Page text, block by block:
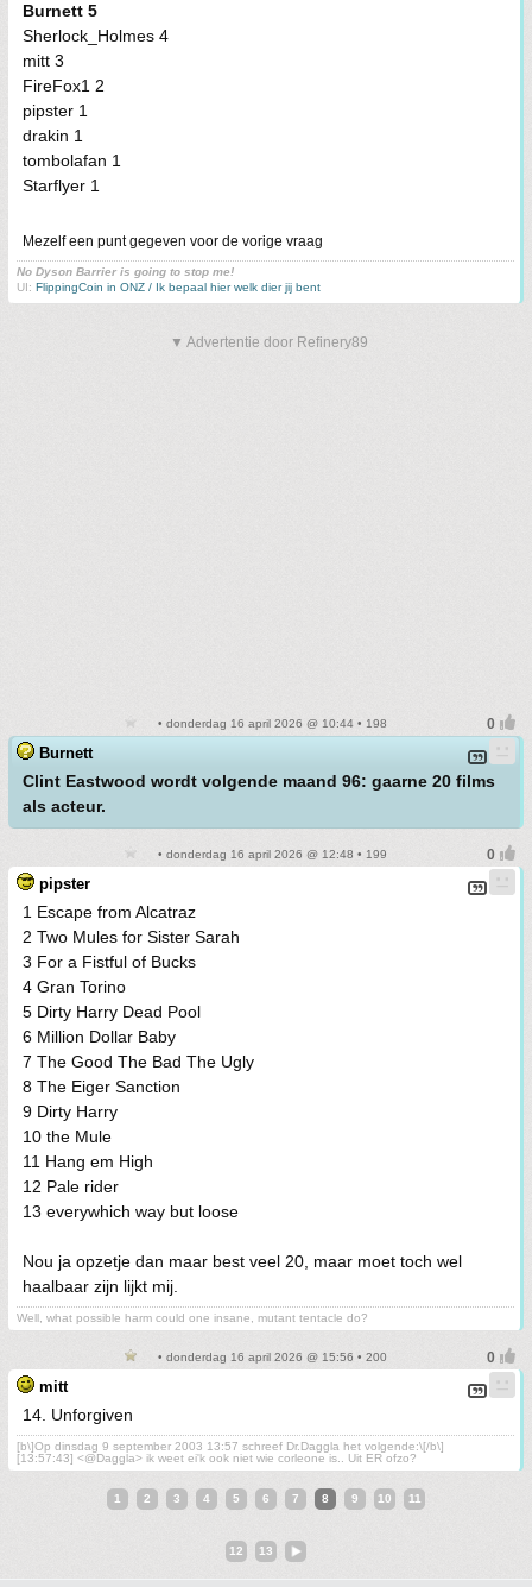
Burnett 5
Sherlock_Holmes 4
mitt 3
FireFox1 2
pipster 1
drakin 1
tombolafan 1
Starflyer 1
Mezelf een punt gegeven voor de vorige vraag
No Dyson Barrier is going to stop me!
UI: FlippingCoin in ONZ / Ik bepaal hier welk dier jij bent
▼ Advertentie door Refinery89
• donderdag 16 april 2026 @ 10:44 • 198
Burnett
Clint Eastwood wordt volgende maand 96: gaarne 20 films
als acteur.
• donderdag 16 april 2026 @ 12:48 • 199
pipster
1 Escape from Alcatraz
2 Two Mules for Sister Sarah
3 For a Fistful of Bucks
4 Gran Torino
5 Dirty Harry Dead Pool
6 Million Dollar Baby
7 The Good The Bad The Ugly
8 The Eiger Sanction
9 Dirty Harry
10 the Mule
11 Hang em High
12 Pale rider
13 everywhich way but loose
Nou ja opzetje dan maar best veel 20, maar moet toch wel
haalbaar zijn lijkt mij.
Well, what possible harm could one insane, mutant tentacle do?
• donderdag 16 april 2026 @ 15:56 • 200
mitt
14. Unforgiven
[b\]Op dinsdag 9 september 2003 13:57 schreef Dr.Daggla het volgende:\[/b\]
[13:57:43] <@Daggla> ik weet ei'k ook niet wie corleone is.. Uit ER ofzo?
1 2 3 4 5 6 7 8 9 10 11
12 13